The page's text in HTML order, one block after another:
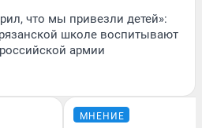
что мы привезли детей»:
школе воспитывают
армии
МНЕНИЕ